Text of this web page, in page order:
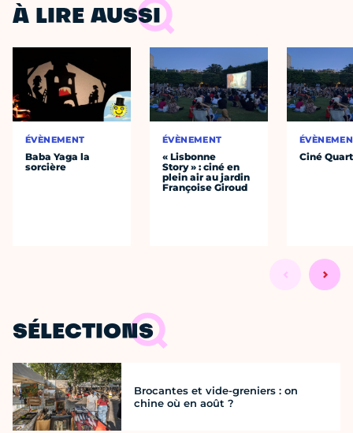
À LIRE AUSSI
ÉVÈNEMENT
Baba Yaga la
sorcière
ÉVÈNEMENT
« Lisbonne
Story » : ciné en
plein air au jardin
Françoise Giroud
Ciné
SÉLECTIONS
Brocantes et vide-greniers : on
chine où en août ?